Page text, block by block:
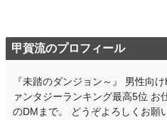
甲賀流のプロフィール
『未踏のダンジョン～』 男性向
ァンタジーランキング最高5位 お
のDMまで。 どうぞよろしくお願